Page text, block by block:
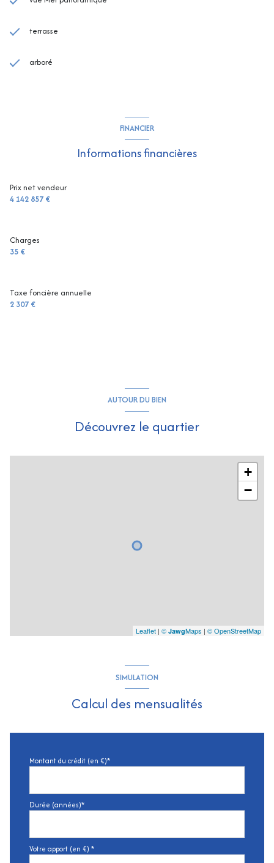
terrasse
arboré
FINANCIER
Informations financières
Prix net vendeur
4 142 857 €
Charges
35 €
Taxe foncière annuelle
2 307 €
AUTOUR DU BIEN
Découvrez le quartier
+
−
Leaflet | © JawgMaps | © OpenStreetMap
SIMULATION
Calcul des mensualités
Montant du crédit (en €)*
Durée (années)*
Votre apport (en €) *